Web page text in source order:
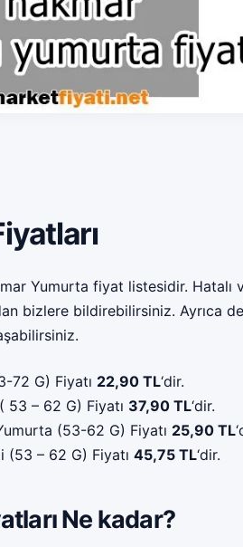
Yumurta fiyat listesidir. Hatalı
bizlere bildirebilirsiniz. Ayrıca
72 G) Fiyatı 22,90 TL‘dir.
53 – 62 G) Fiyatı 37,90 TL‘dir.
(53-62 G) Fiyatı 25,90 TL
(53 – 62 G) Fiyatı 45,75 TL‘dir.
Ne kadar?